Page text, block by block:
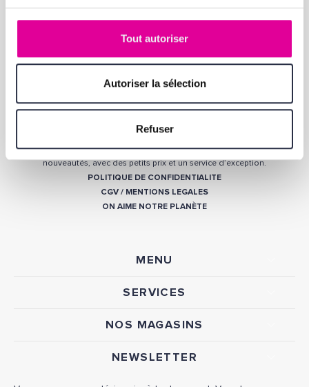
Tout autoriser
Autoriser la sélection
Refuser
QUI SOMMES-NOUS ?
Parfumerie française depuis 1937, nous faisons partie des distributeurs
agréés des plus grandes marques de parfum, de soin et de maquillage
telles que CHANEL, DIOR, GUERLAIN, GIVENCHY, HERMÈS, YVES SAINT
et notre site internet, un large choix, allant des parfums rares aux
nouveautés, avec des petits prix et un service d’exception.
POLITIQUE DE CONFIDENTIALITE
CGV / MENTIONS LEGALES
ON AIME NOTRE PLANÈTE
MENU
SERVICES
NOS MAGASINS
NEWSLETTER